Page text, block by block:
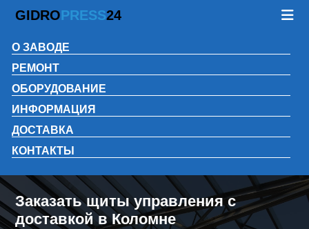
GIDROPRESS24
О ЗАВОДЕ
РЕМОНТ
ОБОРУДОВАНИЕ
ИНФОРМАЦИЯ
ДОСТАВКА
КОНТАКТЫ
Заказать щиты управления с
доставкой в Коломне